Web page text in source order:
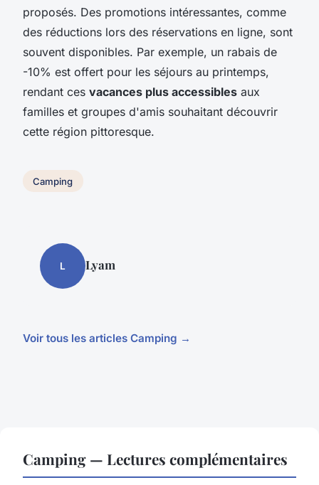
proposés. Des promotions intéressantes, comme
des réductions lors des réservations en ligne, sont
souvent disponibles. Par exemple, un rabais de
-10% est offert pour les séjours au printemps,
rendant ces vacances plus accessibles aux
familles et groupes d'amis souhaitant découvrir
cette région pittoresque.
Camping
L Lyam
Voir tous les articles Camping →
Camping — Lectures complémentaires